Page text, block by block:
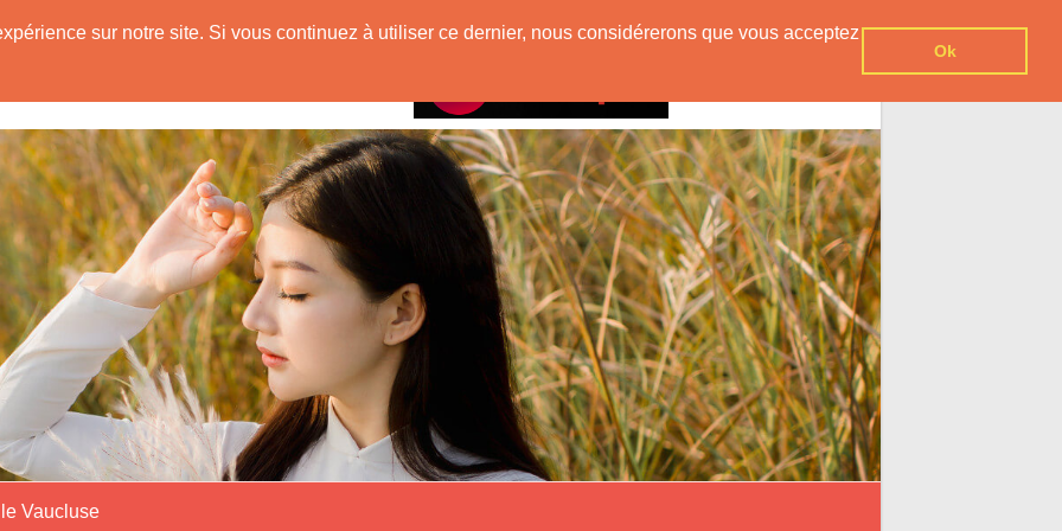
sur notre site. Si vous continuez à utiliser ce dernier, nous considérerons que vous acceptez
Ok
!
Vaucluse